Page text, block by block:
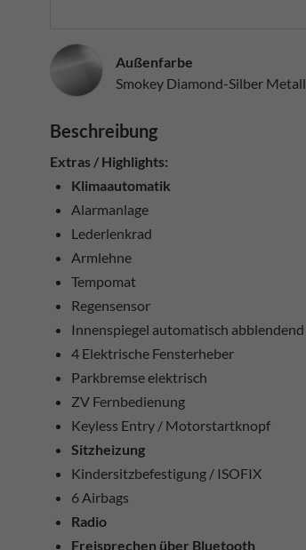
Außenfarbe
Smokey Diamond-Silber
Beschreibung
Extras / Highlights:
Klimaautomatik
Alarmanlage
Lederlenkrad
Armlehne
Tempomat
Regensensor
Innenspiegel automatisch abblendend
4 Elektrische Fensterheber
Parkbremse elektrisch
ZV Fernbedienung
Keyless Entry / Motorstartknopf
Sitzheizung
Kindersitzbefestigung / ISOFIX
6 Airbags
Radio
Freisprechen über Bluetooth